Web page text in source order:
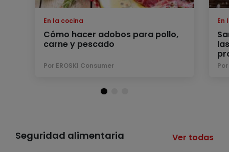
En la cocina
Cómo hacer adobos para pollo,
carne y pescado
Por EROSKI Consumer
En
Seguridad alimentaria Ver todas